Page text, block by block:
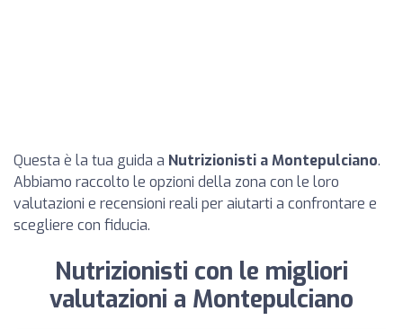
Questa è la tua guida a Nutrizionisti a Montepulciano.
Abbiamo raccolto le opzioni della zona con le loro
valutazioni e recensioni reali per aiutarti a confrontare e
scegliere con fiducia.
Nutrizionisti con le migliori
valutazioni a Montepulciano